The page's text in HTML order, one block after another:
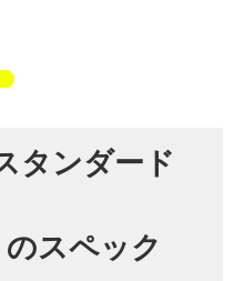
タンダード
のスペック